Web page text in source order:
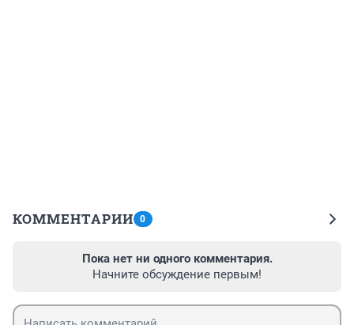
КОММЕНТАРИИ 0
Пока нет ни одного комментария.
Начните обсуждение первым!